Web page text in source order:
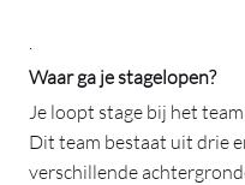
Waar ga je stagelopen?
Je loopt stage bij het
Dit team bestaat uit drie
verschillende